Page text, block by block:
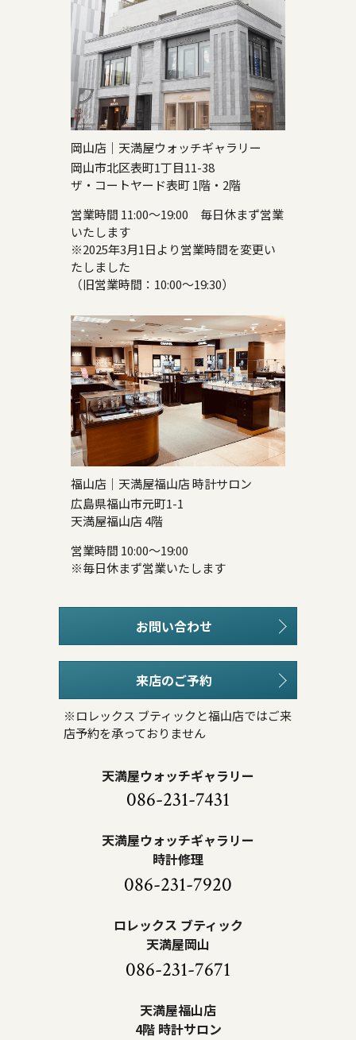
岡山店｜天満屋ウォッチギャラリー
岡山市北区表町1丁目11-38
ザ・コートヤード表町 1階・2階
営業時間 11:00～19:00 毎日休まず営業
いたします
※2025年3月1日より営業時間を変更い
たしました
（旧営業時間：10:00～19:30）
福山店｜天満屋福山店 時計サロン
広島県福山市元町1-1
天満屋福山店 4階
営業時間 10:00～19:00
※毎日休まず営業いたします
お問い合わせ
来店のご予約
※ロレックス ブティックと福山店ではご来
店予約を承っておりません
天満屋ウォッチギャラリー
086-231-7431
天満屋ウォッチギャラリー
時計修理
086-231-7920
ロレックス ブティック
天満屋岡山
086-231-7671
天満屋福山店
4階 時計サロン